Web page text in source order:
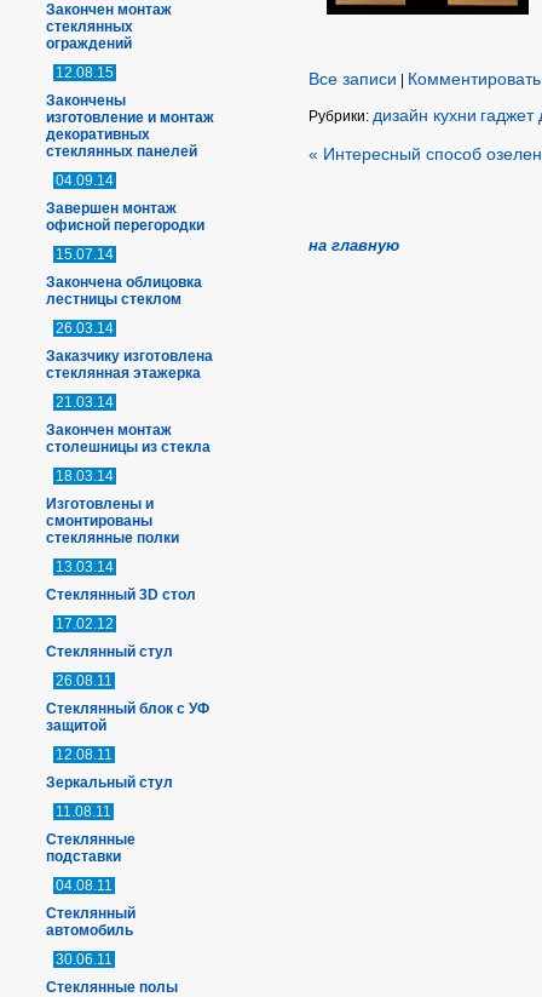
Закончен монтаж
стеклянных
ограждений
12.08.15
Закончены
изготовление и монтаж
декоративных
стеклянных панелей
04.09.14
Завершен монтаж
офисной перегородки
15.07.14
Закончена облицовка
лестницы стеклом
26.03.14
Заказчику изготовлена
стеклянная этажерка
21.03.14
Закончен монтаж
столешницы из стекла
18.03.14
Изготовлены и
смонтированы
стеклянные полки
13.03.14
Стеклянный 3D стол
17.02.12
Стеклянный стул
26.08.11
Стеклянный блок с УФ
защитой
12.08.11
Зеркальный стул
11.08.11
Стеклянные
подставки
04.08.11
Стеклянный
автомобиль
30.06.11
Стеклянные полы
Все записи Комментировать
Рубрики: дизайн кухни гаджет
« Интересный способ
на главную